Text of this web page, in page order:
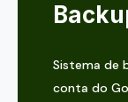
Sistema de
conta do